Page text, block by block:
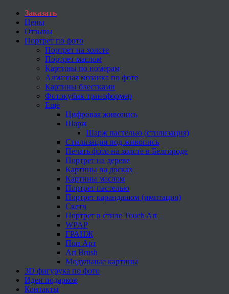
Заказать
Цены
Отзывы
Портрет по фото
Портрет на холсте
Портрет маслом
Картины по номерам
Алмазная мозаика по фото
Картины блестками
Фотокубик трансформер
Еще
Цифровая живопись
Шарж
Шарж пастелью (стилизация)
Стилизация под живопись
Печать фото на холсте в Белгороде
Портрет на дереве
Картины на досках
Картины маслом
Портрет пастелью
Портрет карандашом (имитация)
Скетч
Портрет в стиле Touch Art
WPAP
ГРАНЖ
Поп Арт
Art Brush
Модульные картины
3D фигурука по фото
Идеи подарков
Контакты